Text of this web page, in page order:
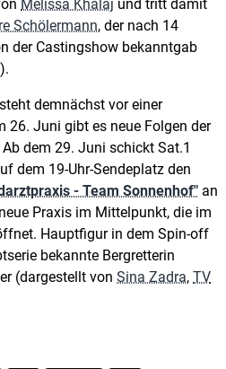
Melissa Khalaj und tritt damit
Schölermann, der nach 14
der Castingshow bekanntgab
).
demnächst vor einer
26. Juni gibt es neue Folgen der
dem 29. Juni schickt Sat.1
dem 19-Uhr-Sendeplatz den
- Team Sonnenhof" an
Praxis im Mittelpunkt, die im
Hauptfigur in dem Spin-off
bekannte Bergretterin
(dargestellt von Sina Zadra, TV